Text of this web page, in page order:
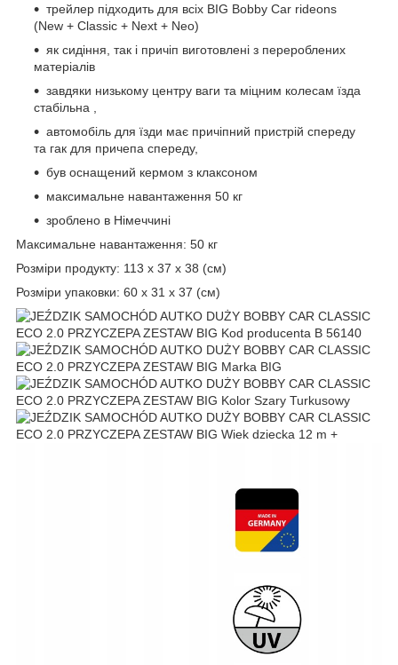
трейлер підходить для всіх BIG Bobby Car rideons
(New + Classic + Next + Neo)
як сидіння, так і причіп виготовлені з перероблених
матеріалів
завдяки низькому центру ваги та міцним колесам їзда
стабільна ,
автомобіль для їзди має причіпний пристрій спереду
та гак для причепа спереду,
був оснащений кермом з клаксоном
максимальне навантаження 50 кг
зроблено в Німеччині
Максимальне навантаження: 50 кг
Розміри продукту: 113 x 37 x 38 (см)
Розміри упаковки: 60 x 31 x 37 (см)